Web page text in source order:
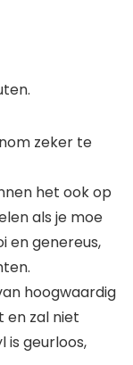
zeker te
het ook op
als je moe
en genereus,
hoogwaardig
en zal niet
is geurloos,